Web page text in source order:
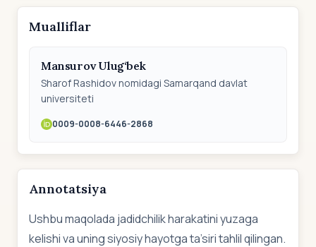
Mualliflar
Mansurov Ulug‘bek
Sharof Rashidov nomidagi Samarqand davlat
universiteti
0009-0008-6446-2868
Annotatsiya
Ushbu maqolada jadidchilik harakatini yuzaga
kelishi va uning siyosiy hayotga ta’siri tahlil qilingan.